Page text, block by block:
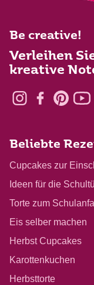
Be creative!
Verleihen
kreative
Beliebte
Cupcakes zur
Ideen für die
Torte zum
Eis selber machen
Herbst Cupcakes
Karottenkuchen
Herbsttorte